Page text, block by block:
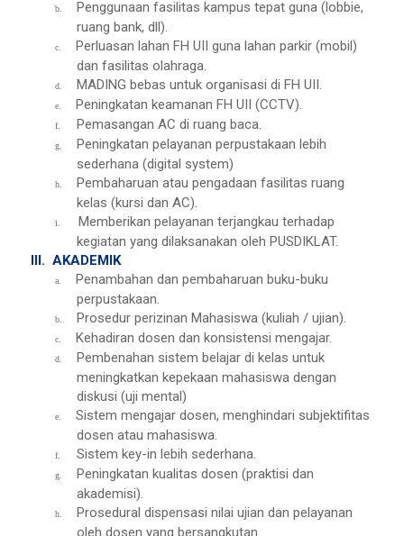
b.
Penggunaan fasilitas kampus tepat guna (lobbie,
ruang bank, dll).
c.
Perluasan lahan FH UII guna lahan parkir (mobil)
dan fasilitas olahraga.
d. MADING bebas untuk organisasi di FH UII.
e. Peningkatan keamanan FH UII (CCTV).
f. Pemasangan AC di ruang baca.
g.
Peningkatan pelayanan perpustakaan lebih
sederhana (digital system)
h.
Pembaharuan atau pengadaan fasilitas ruang
kelas (kursi dan AC).
i.
Memberikan pelayanan terjangkau terhadap
kegiatan yang dilaksanakan oleh PUSDIKLAT.
III. AKADEMIK
a.
Penambahan dan pembaharuan buku-buku
perpustakaan.
b. Prosedur perizinan Mahasiswa (kuliah / ujian).
c. Kehadiran dosen dan konsistensi mengajar.
d.
Pembenahan sistem belajar di kelas untuk
meningkatkan kepekaan mahasiswa dengan
diskusi (uji mental)
e.
Sistem mengajar dosen, menghindari subjektifitas
dosen atau mahasiswa.
f. Sistem key-in lebih sederhana.
g.
Peningkatan kualitas dosen (praktisi dan
akademisi).
h.
Prosedural dispensasi nilai ujian dan pelayanan
oleh dosen yang bersangkutan.